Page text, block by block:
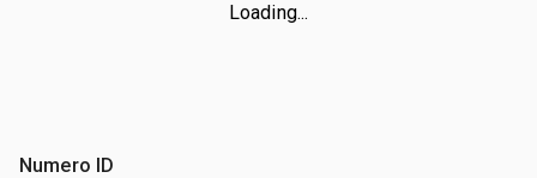
Loading...
Numero ID